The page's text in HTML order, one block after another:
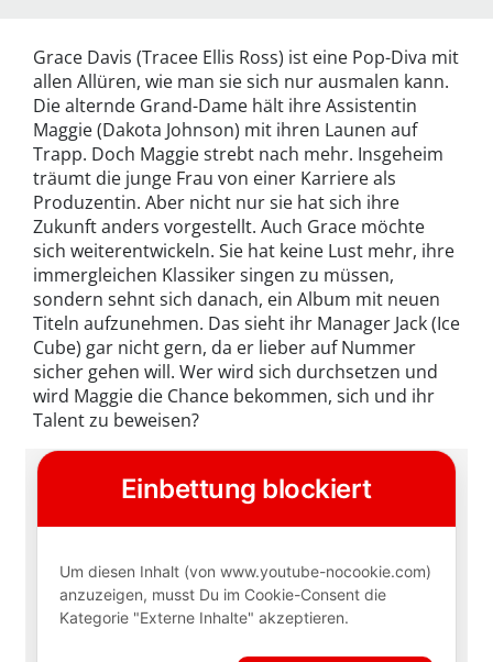
Grace Davis (Tracee Ellis Ross) ist eine Pop-Diva mit
allen Allüren, wie man sie sich nur ausmalen kann.
Die alternde Grand-Dame hält ihre Assistentin
Maggie (Dakota Johnson) mit ihren Launen auf
Trapp. Doch Maggie strebt nach mehr. Insgeheim
träumt die junge Frau von einer Karriere als
Produzentin. Aber nicht nur sie hat sich ihre
Zukunft anders vorgestellt. Auch Grace möchte
sich weiterentwickeln. Sie hat keine Lust mehr, ihre
immergleichen Klassiker singen zu müssen,
sondern sehnt sich danach, ein Album mit neuen
Titeln aufzunehmen. Das sieht ihr Manager Jack (Ice
Cube) gar nicht gern, da er lieber auf Nummer
sicher gehen will. Wer wird sich durchsetzen und
wird Maggie die Chance bekommen, sich und ihr
Talent zu beweisen?